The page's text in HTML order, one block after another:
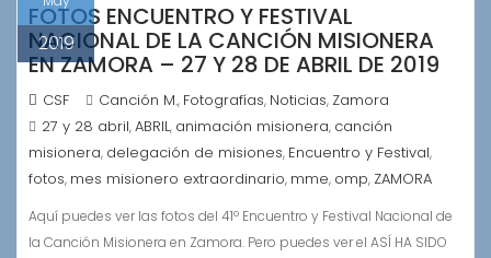
2019
FOTOS ENCUENTRO Y FESTIVAL
NACIONAL DE LA CANCIÓN MISIONERA
EN ZAMORA – 27 Y 28 DE ABRIL DE 2019
CSF Canción M., Fotografías, Noticias, Zamora
27 y 28 abril,ABRIL, animación misionera, canción
misionera, delegación de misiones, Encuentro y Festival,
fotos, mes misionero extraordinario, mme, omp, ZAMORA
Aquí puedes ver las fotos del 41º Encuentro y Festival Nacional de
la Canción Misionera en Zamora. Pero puedes ver el ASÍ HA SIDO